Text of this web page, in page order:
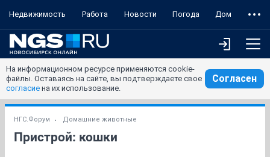
Недвижимость Работа Новости Погода Дом
На информационном ресурсе применяются cookie-
файлы. Оставаясь на сайте, вы подтверждаете свое
согласие на их использование.
Согласен
НГС.Форум Домашние животные
Пристрой: кошки